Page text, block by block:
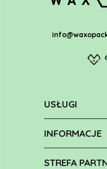
USŁUGI
INFORMACJE
STREFA